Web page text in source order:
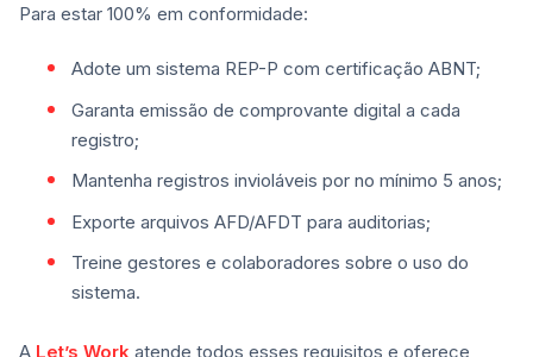
Para estar 100% em conformidade:
Adote um sistema REP-P com certificação ABNT;
Garanta emissão de comprovante digital a cada
registro;
Mantenha registros invioláveis por no mínimo 5 anos;
Exporte arquivos AFD/AFDT para auditorias;
Treine gestores e colaboradores sobre o uso do
sistema.
A Let’s Work atende todos esses requisitos e oferece